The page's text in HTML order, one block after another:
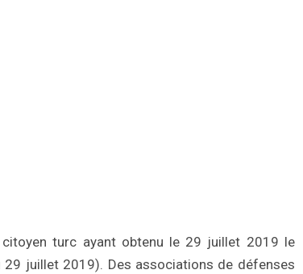
citoyen turc ayant obtenu le 29 juillet 2019 le
juillet 2019). Des associations de défenses